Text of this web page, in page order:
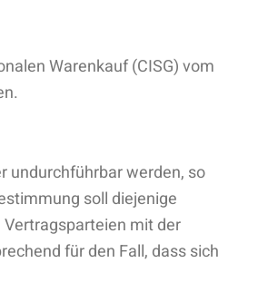
Warenkauf (CISG) vom
undurchführbar werden, so
soll diejenige
mit der
für den Fall, dass sich